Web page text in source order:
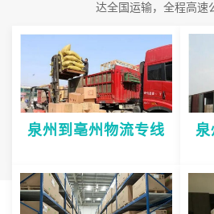
达全国运输，全程高速
泉州到亳州物流专线 泉